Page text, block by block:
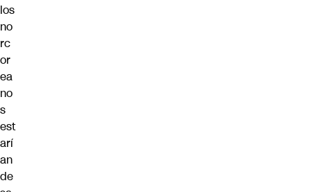
los
no
rc
or
ea
no
s
est
arí
an
de